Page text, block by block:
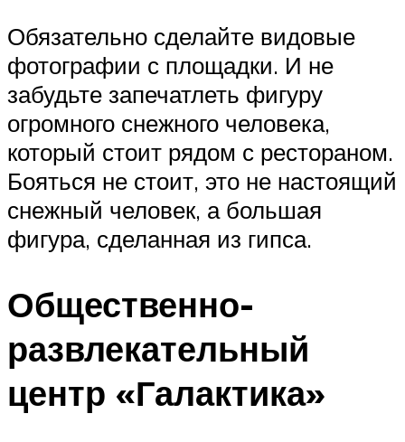
Обязательно сделайте видовые
фотографии с площадки. И не
забудьте запечатлеть фигуру
огромного снежного человека,
который стоит рядом с рестораном.
Бояться не стоит, это не настоящий
снежный человек, а большая
фигура, сделанная из гипса.
Общественно-
развлекательный
центр «Галактика»